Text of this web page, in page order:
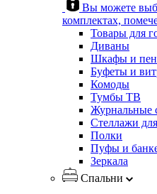
Вы можете
комплектах,
Товары для
Диваны
Шкафы и
Буфеты и
Комоды
Тумбы ТВ
Журнальные
Стеллажи
Полки
Пуфы и
Зеркала
Спальни